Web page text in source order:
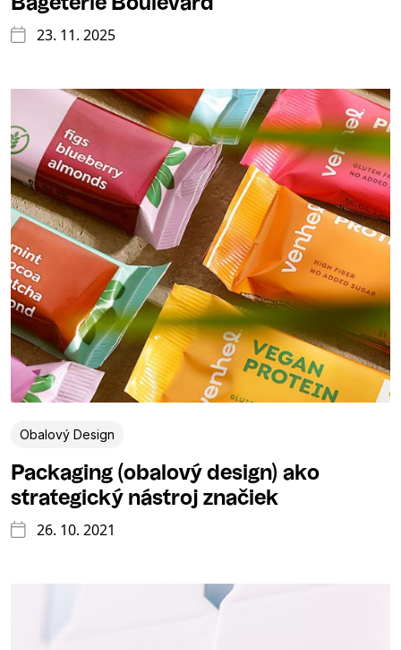
Bageterie Boulevard
23. 11. 2025
Obalový Design
Packaging (obalový design) ako
strategický nástroj značiek
26. 10. 2021